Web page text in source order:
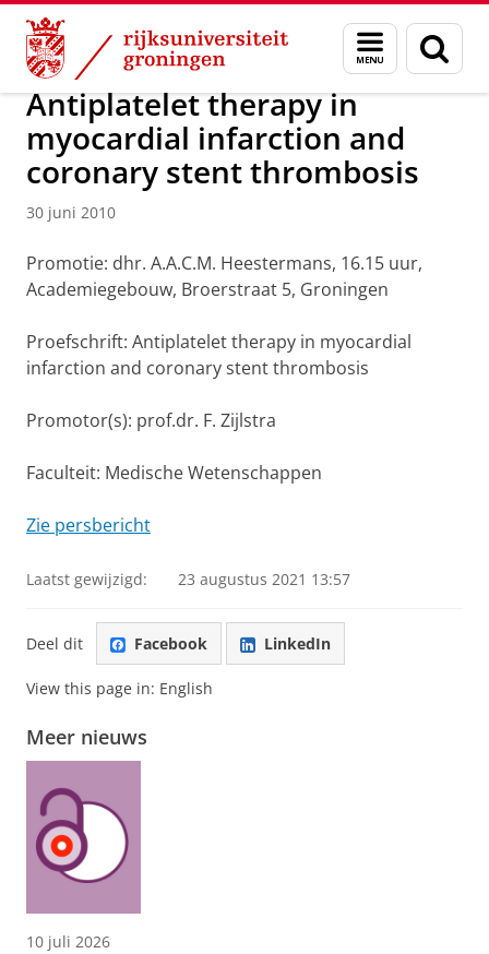
Skip
Content
Skip
Navigation
Menu
en
zoeken
Over ons Actueel Nieuws Nieuwsberichten
Antiplatelet therapy in
myocardial infarction and
coronary stent thrombosis
30 juni 2010
Promotie: dhr. A.A.C.M. Heestermans, 16.15 uur,
Academiegebouw, Broerstraat 5, Groningen
Proefschrift: Antiplatelet therapy in myocardial
infarction and coronary stent thrombosis
Promotor(s): prof.dr. F. Zijlstra
Faculteit: Medische Wetenschappen
Zie persbericht
Laatst gewijzigd: 23 augustus 2021 13:57
Deel dit Facebook LinkedIn
View this page in: English
Meer nieuws
10 juli 2026